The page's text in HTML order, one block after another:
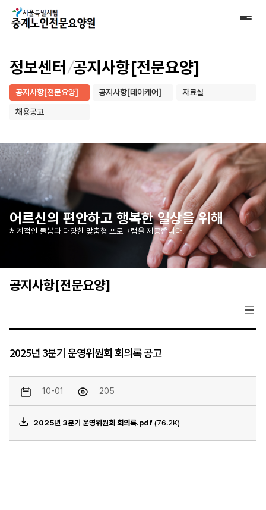
정보센터 공지사항[전문요양]
공지사항[전문요양] 공지사항[데이케어] 자료실
채용공고
어르신의 편안하고 행복한 일상을 위해
체계적인 돌봄과 다양한 맞춤형 프로그램을 제공합니다.
공지사항[전문요양]
2025년 3분기 운영위원회 회의록 공고
10-01 205
2025년 3분기 운영위원회 회의록.pdf (76.2K)